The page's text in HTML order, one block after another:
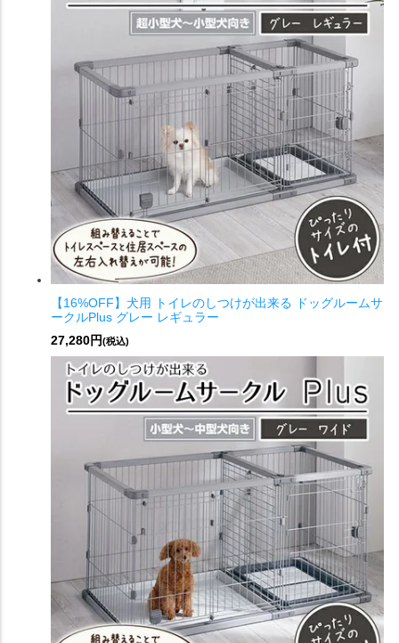
【16%OFF】犬用 トイレのしつけが出来る ドッグルームサ
ークルPlus グレー レギュラー
27,280円(税込)